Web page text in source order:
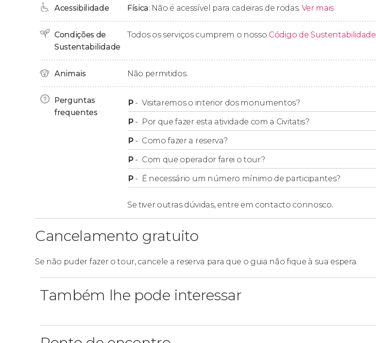
Após duas horas de percurso, finalizaremos o free tour por Jaipur em frente ao
Laxmi Mandir.
Grupos
Nosso free tour
não aceita grupos de mais de 6 pessoas, mesmo se forem feitas reservas
separadas
em Jaipur.
Acessibilidade Física: Não é acessível para cadeiras de rodas. Ver mais
Condições de
Sustentabilidade
Todos os serviços cumprem o nosso Código de Sustentabilidade
Animais Não permitidos.
Perguntas
frequentes
P- Visitaremos o interior dos monumentos?
P- Por que fazer esta atividade com a Civitatis?
P- Como fazer a reserva?
P- Com que operador farei o tour?
P- É necessário um número mínimo de participantes?
Se tiver outras dúvidas, entre em contacto connosco.
Cancelamento gratuito
Se não puder fazer o tour, cancele a reserva para que o guia não fique à sua espera.
Também lhe pode interessar